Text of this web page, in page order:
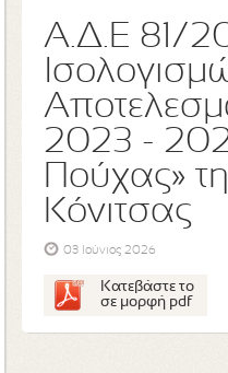
Α.Δ.Ε 81/
2023 -
Πούχας»
Κόνιτσας
03 Ιούνιος 2026
Κατεβάστε το
σε μορφή pdf